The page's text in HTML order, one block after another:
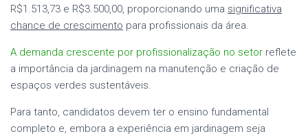
R$1.513,73 e R$3.500,00, proporcionando uma significativa
chance de crescimento para profissionais da área.
A demanda crescente por profissionalização no setor reflete
a importância da jardinagem na manutenção e criação de
espaços verdes sustentáveis.
Para tanto, candidatos devem ter o ensino fundamental
completo e, embora a experiência em jardinagem seja